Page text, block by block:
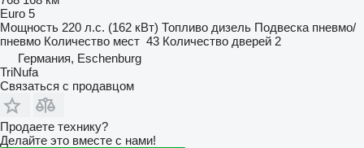
Euro 5
Мощность 220 л.с. (162 кВт) Топливо дизель Подвеска пневмо/
пневмо Количество мест 43 Количество дверей 2
Германия, Eschenburg
TriNufa
Связаться с продавцом
Продаете технику?
Делайте это вместе с нами!